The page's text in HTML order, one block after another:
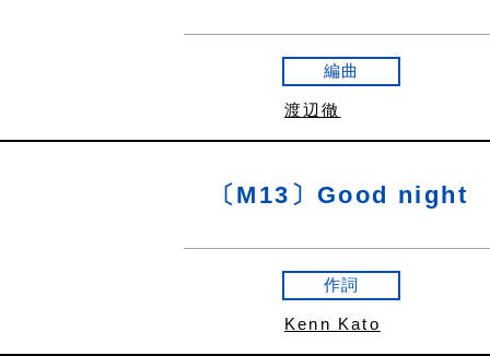
編曲
渡辺徹
〔M13〕Good night
作詞
Kenn Kato